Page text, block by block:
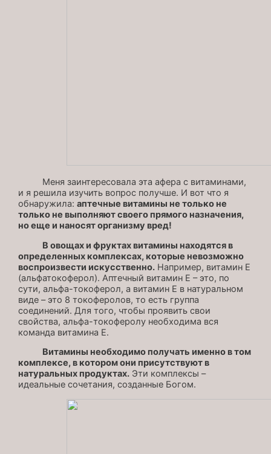
Меня заинтересовала эта афера с витаминами,
и я решила изучить вопрос получше. И вот что я
обнаружила:аптечные витамины не только не
только не выполняют своего прямого назначения,
но еще и наносят организму вред!
В овощах и фруктах витамины находятся в
определенных комплексах, которые невозможно
воспроизвести искусственно. Например, витамин Е
(альфатокоферол). Аптечный витамин Е – это, по
сути, альфа-токоферол, а витамин Е в натуральном
виде – это 8 токоферолов, то есть группа
соединений. Для того, чтобы проявить свои
свойства, альфа-токоферолу необходима вся
команда витамина Е.
Витамины необходимо получать именно в том
комплексе, в котором они присутствуют в
натуральных продуктах. Эти комплексы –
идеальные сочетания, созданные Богом.